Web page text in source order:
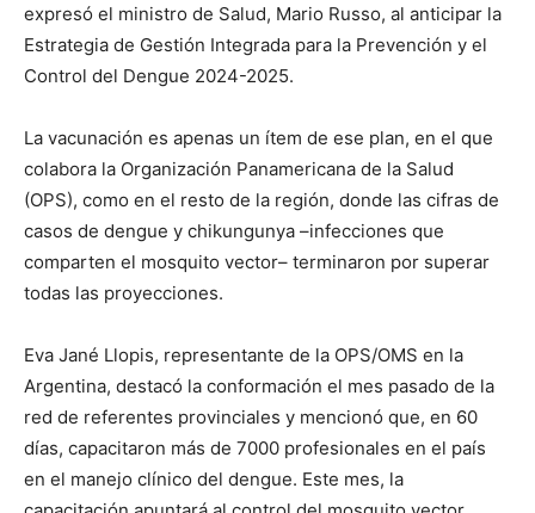
expresó el ministro de Salud, Mario Russo, al anticipar la
Estrategia de Gestión Integrada para la Prevención y el
Control del Dengue 2024-2025.
La vacunación es apenas un ítem de ese plan, en el que
colabora la Organización Panamericana de la Salud
(OPS), como en el resto de la región, donde las cifras de
casos de dengue y chikungunya –infecciones que
comparten el mosquito vector– terminaron por superar
todas las proyecciones.
Eva Jané Llopis, representante de la OPS/OMS en la
Argentina, destacó la conformación el mes pasado de la
red de referentes provinciales y mencionó que, en 60
días, capacitaron más de 7000 profesionales en el país
en el manejo clínico del dengue. Este mes, la